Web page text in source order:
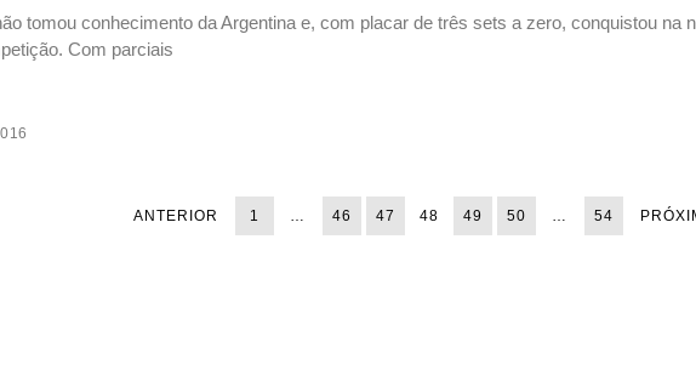
tomou conhecimento da Argentina e, com placar de três sets a zero, conquistou na
Com parciais
ANTERIOR 1 … 46 47 48 49 50 … 54